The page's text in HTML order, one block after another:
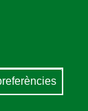
275.